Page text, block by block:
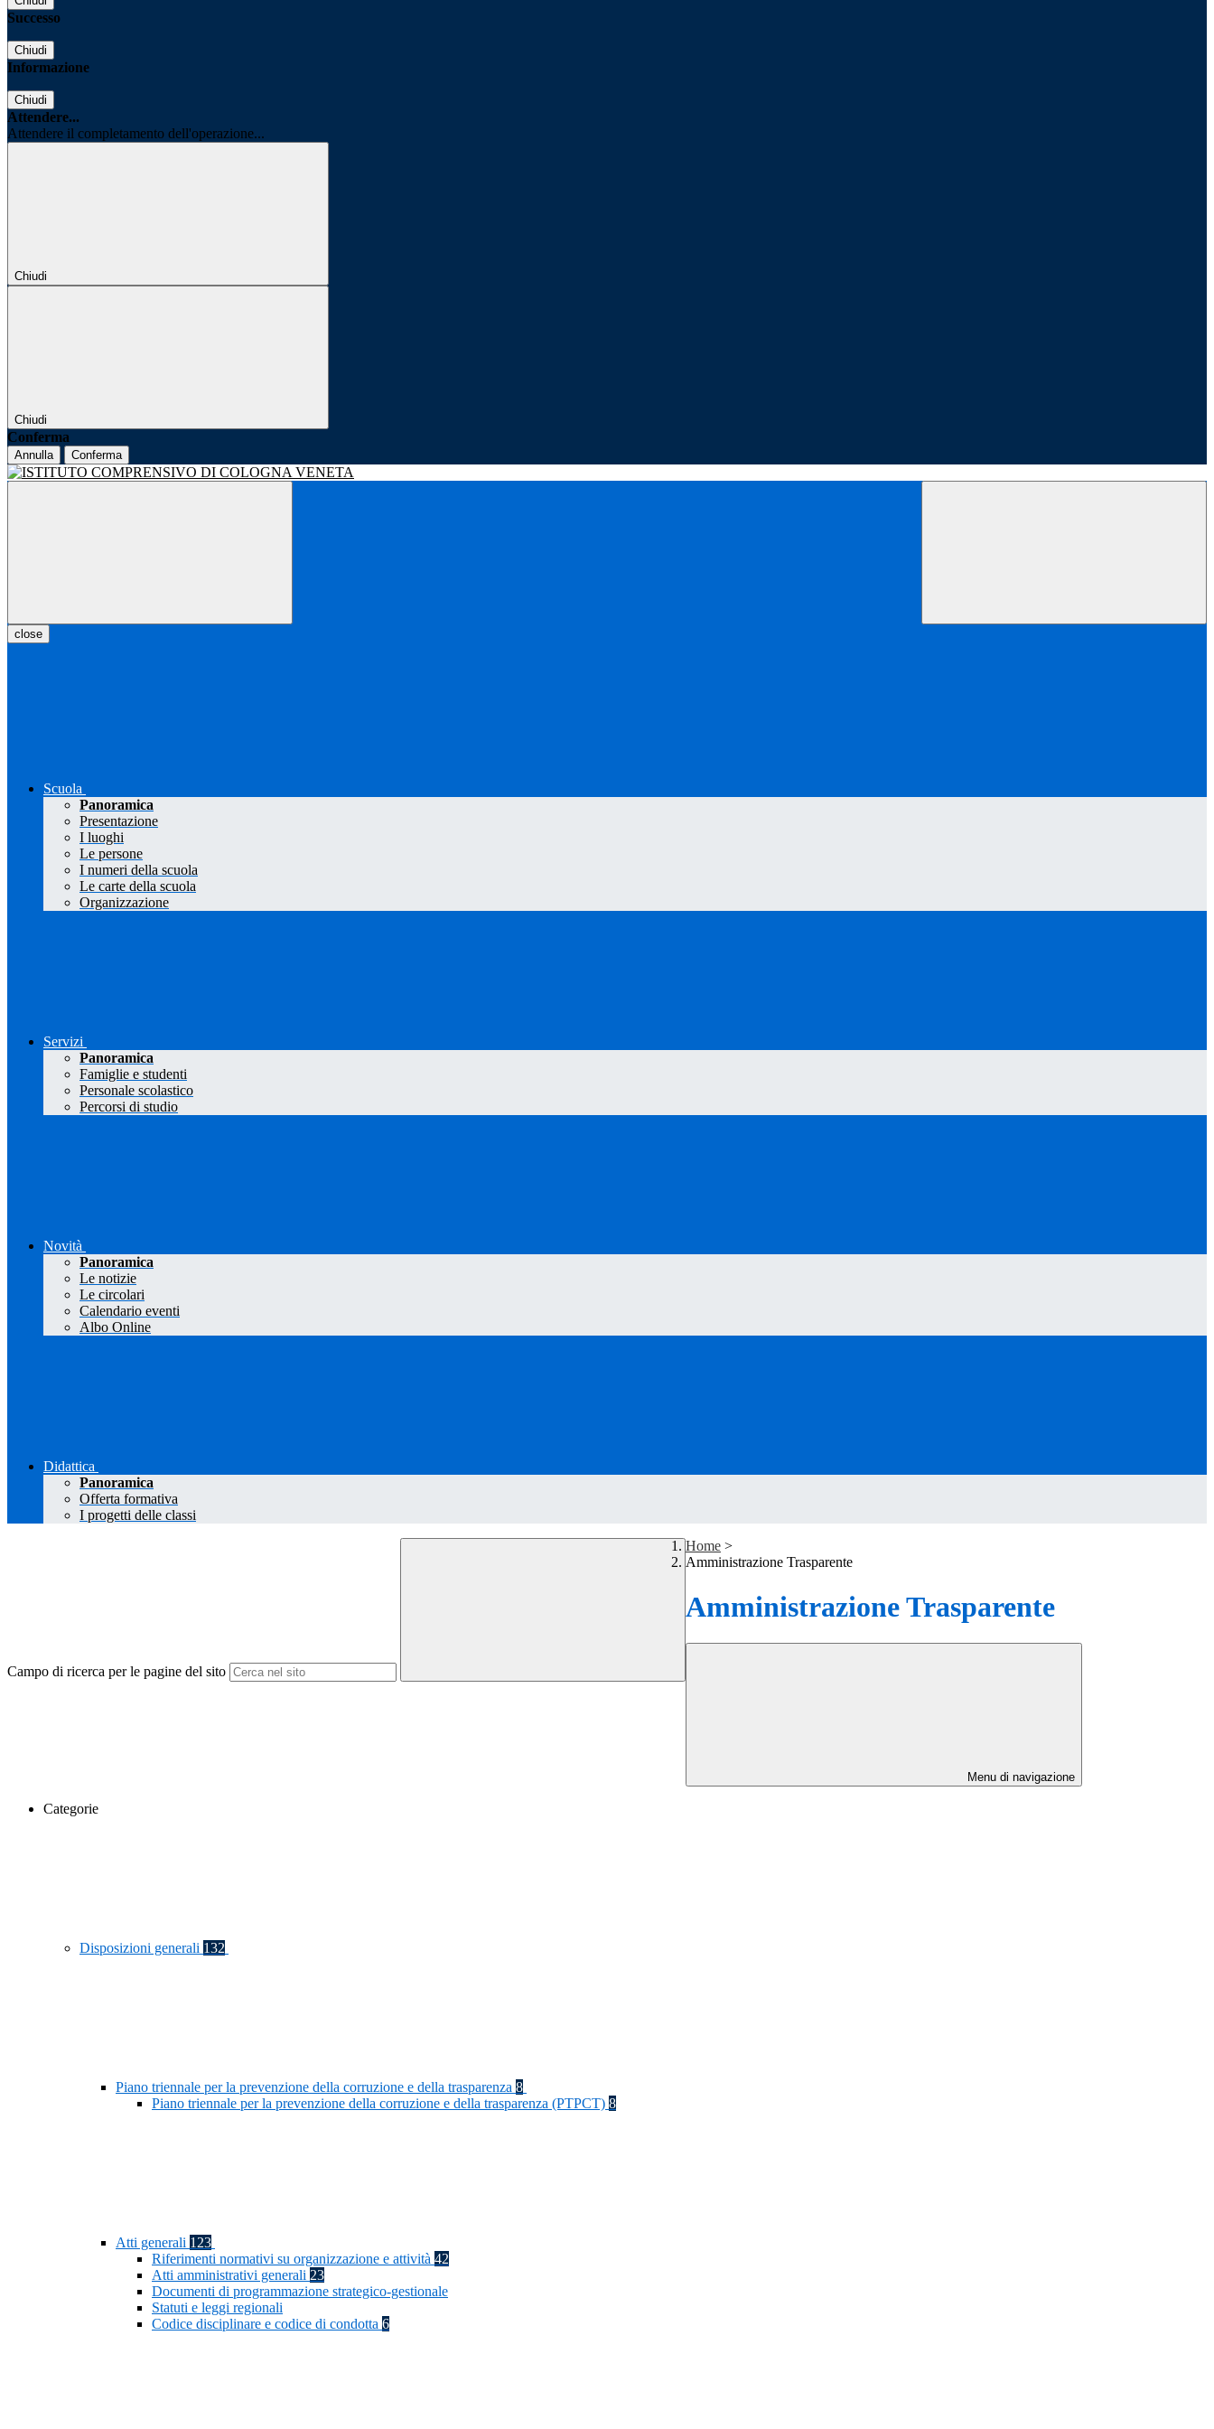
Successo
Chiudi
Informazione
Chiudi
Attendere...
Attendere il completamento dell'operazione...
Chiudi
Chiudi
Conferma
Annulla Conferma
close
Scuola
Panoramica
Presentazione
I luoghi
Le persone
I numeri della scuola
Le carte della scuola
Organizzazione
Servizi
Panoramica
Famiglie e studenti
Personale scolastico
Percorsi di studio
Novità
Panoramica
Le notizie
Le circolari
Calendario eventi
Albo Online
Didattica
Panoramica
Offerta formativa
I progetti delle classi
Campo di ricerca per le pagine del sito
Home >
Amministrazione Trasparente
Amministrazione Trasparente
Menu di navigazione
Categorie
Disposizioni generali 132
Piano triennale per la prevenzione della corruzione e della trasparenza 8
Piano triennale per la prevenzione della corruzione e della trasparenza (PTPCT) 8
Atti generali 123
Riferimenti normativi su organizzazione e attività 42
Atti amministrativi generali 23
Documenti di programmazione strategico-gestionale
Statuti e leggi regionali
Codice disciplinare e codice di condotta 6